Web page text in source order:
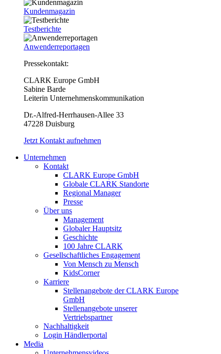
Kundenmagazin
Testberichte
Anwenderreportagen
Pressekontakt:
CLARK Europe GmbH
Sabine Barde
Leiterin Unternehmenskommunikation
Dr.-Alfred-Herrhausen-Allee 33
47228 Duisburg
Jetzt Kontakt aufnehmen
Unternehmen
Kontakt
CLARK Europe GmbH
Globale CLARK Standorte
Regional Manager
Presse
Über uns
Management
Globaler Hauptsitz
Geschichte
100 Jahre CLARK
Gesellschaftliches Engagement
Von Mensch zu Mensch
KidsCorner
Karriere
Stellenangebote der CLARK Europe
GmbH
Stellenangebote unserer
Vertriebspartner
Nachhaltigkeit
Login Händlerportal
Media